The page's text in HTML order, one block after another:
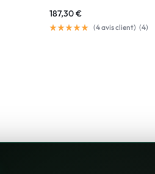
187,30€
(4avis client) (4)